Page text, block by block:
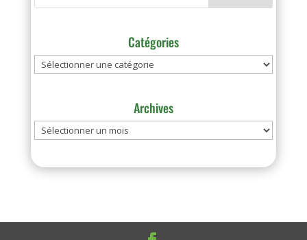
Catégories
Catégories
Archives
Archives